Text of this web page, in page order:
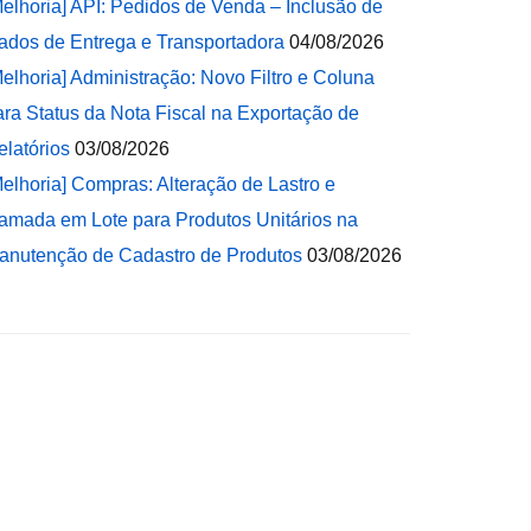
API: Pedidos de Venda – Inclusão de
de Entrega e Transportadora 04/08/2026
Administração: Novo Filtro e Coluna
Status da Nota Fiscal na Exportação de
03/08/2026
Compras: Alteração de Lastro e
em Lote para Produtos Unitários na
de Cadastro de Produtos 03/08/2026